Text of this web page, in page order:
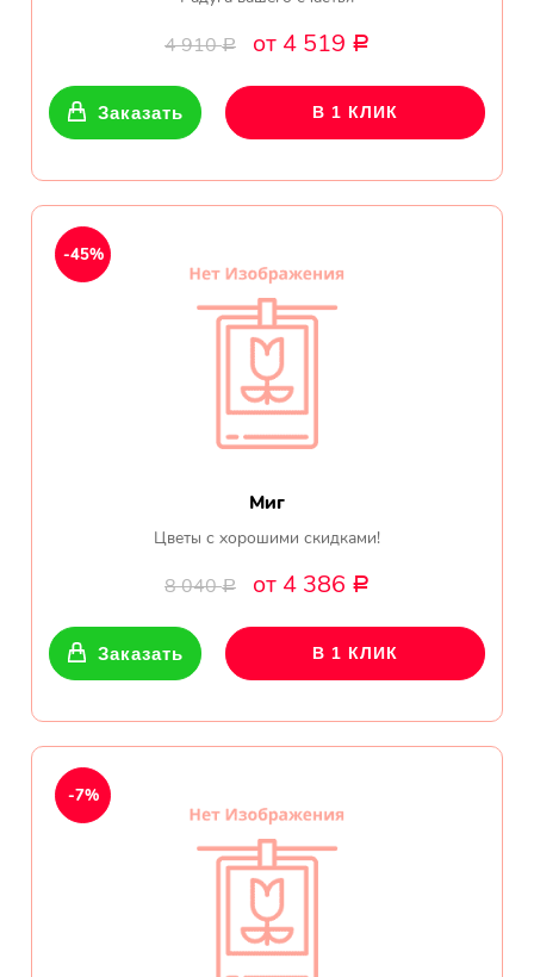
4 910Р от 4 519 Р
Заказать В 1 КЛИК
Миг
Цветы с хорошими скидками!
8 040Р от 4 386 Р
-45%
Заказать В 1 КЛИК
-7%